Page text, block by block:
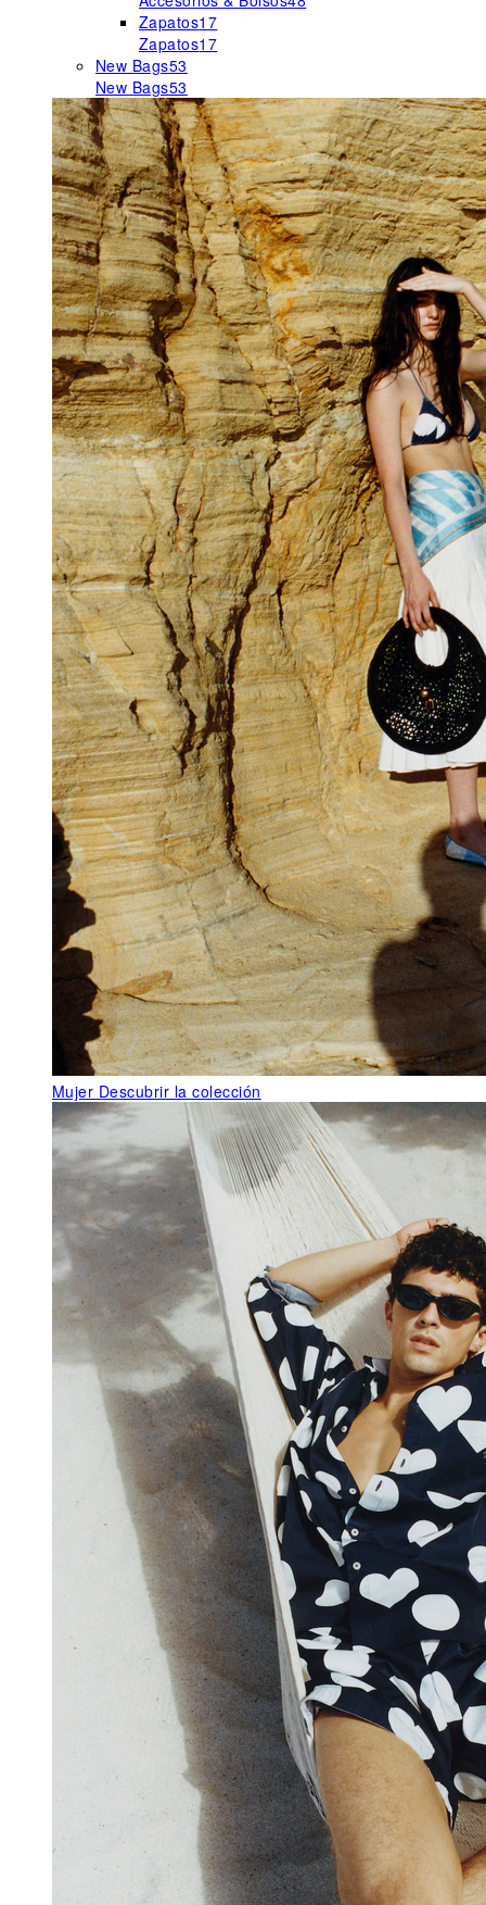
Zapatos17
Zapatos17
New Bags53
New Bags53
Mujer Descubrir la colección